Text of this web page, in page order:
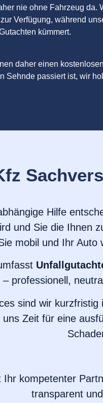
nie ohne Fahrzeug da.
Verfügung, während
kümmert.
daher einen kostenlosen
Sehnde passiert ist, wir
Hilfe
und Sie die Ihnen
mobil und Ihr Auto
– professionell,
sind wir
Zeit für eine
kompetenter
transparent